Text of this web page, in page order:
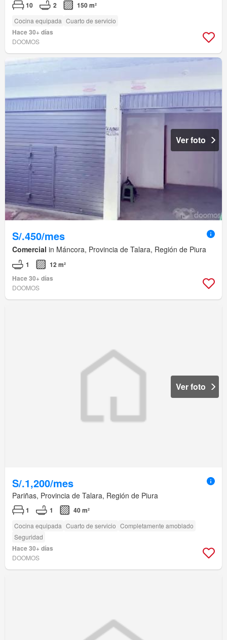
10 2 150 m²
Cocina equipada Cuarto de servicio
Hace 30+ días
DOOMOS
Ver foto
S/.450/mes
Comercial in Máncora, Provincia de Talara, Región de Piura
1
12 m²
Hace 30+ días
DOOMOS
Ver foto
S/.1,200/mes
Pariñas, Provincia de Talara, Región de Piura
1 1 40 m²
Cocina equipada Cuarto de servicio Completamente amoblado
Seguridad
Hace 30+ días
DOOMOS